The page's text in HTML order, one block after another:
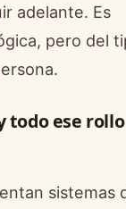
adelante. Es
pero del
todo ese rollo
sistemas